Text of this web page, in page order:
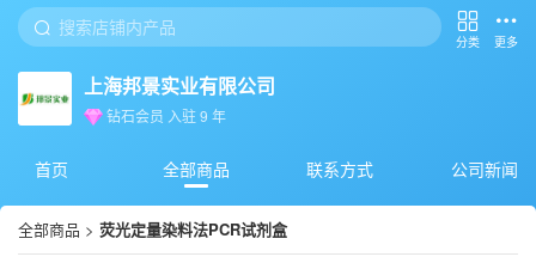
分类 更多
上海邦景实业有限公司
钻石会员 入驻9 年
首页 全部商品 联系方式 公司新闻
全部商品 > 荧光定量染料法PCR试剂盒